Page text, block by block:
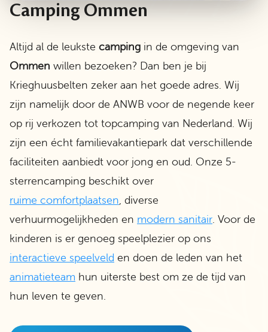
Camping Ommen
Altijd al de leukste camping in de omgeving van
Ommen willen bezoeken? Dan ben je bij
Krieghuusbelten zeker aan het goede adres. Wij
zijn namelijk door de ANWB voor de negende keer
op rij verkozen tot topcamping van Nederland. Wij
zijn een écht familievakantiepark dat verschillende
faciliteiten aanbiedt voor jong en oud. Onze 5-
sterrencamping beschikt over
ruime comfortplaatsen , diverse
verhuurmogelijkheden en modern sanitair . Voor de
kinderen is er genoeg speelplezier op ons
interactieve speelveld en doen de leden van het
animatieteam hun uiterste best om ze de tijd van
hun leven te geven.